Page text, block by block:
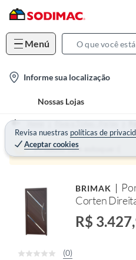
Menú
a
o
Informe sua localização
Nossas Lojas
Revisa nuestras políticas de
Aceptar cookies
Home Pisos e Tintas - Portas
Produto sem estoque :(
BRIMAK
Corten
R$
(0)